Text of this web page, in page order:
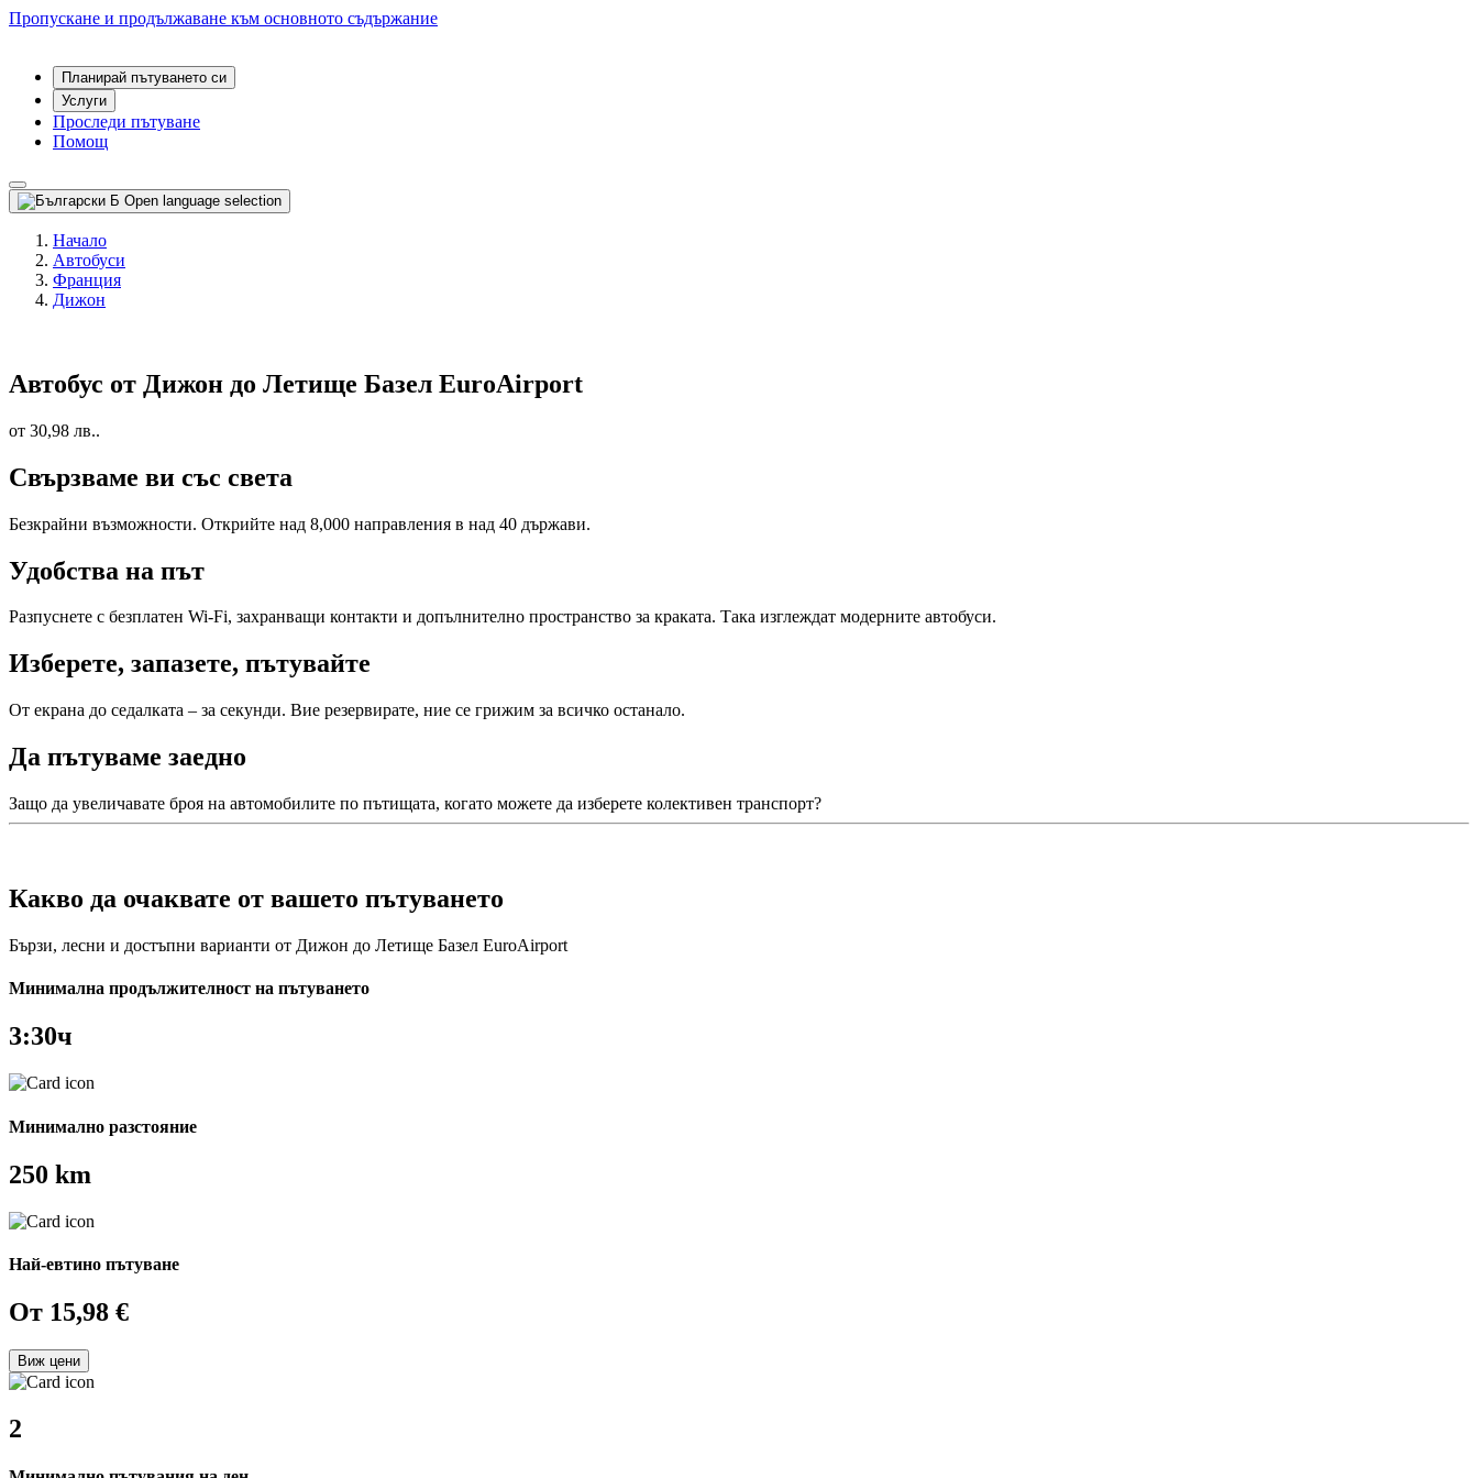
Пропускане и продължаване към основното съдържание
Планирай пътуването си
Услуги
Проследи пътуване
Помощ
Б Open language selection
Начало
Автобуси
Франция
Дижон
Автобус от Дижон до Летище Базел EuroAirport
от 30,98 лв..
Свързваме ви със света
Безкрайни възможности. Открийте над 8,000 направления в над 40 държави.
Удобства на път
Разпуснете с безплатен Wi-Fi, захранващи контакти и допълнително пространство за краката. Така изглеждат модерните автобуси.
Изберете, запазете, пътувайте
От екрана до седалката – за секунди. Вие резервирате, ние се грижим за всичко останало.
Да пътуваме заедно
Защо да увеличавате броя на автомобилите по пътищата, когато можете да изберете колективен транспорт?
Какво да очаквате от вашето пътуването
Бързи, лесни и достъпни варианти от Дижон до Летище Базел EuroAirport
Минимална продължителност на пътуването
3:30ч
Минимално разстояние
250 km
Най-евтино пътуване
Oт 15,98 €
Виж цени
2